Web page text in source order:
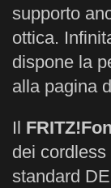
supporto
ottica.
dispone la
alla pagina
Il
dei
standard